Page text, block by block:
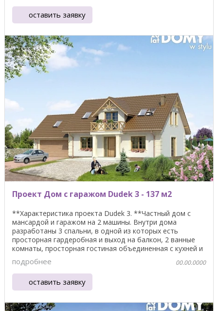
оставить заявку
Проект Дом с гаражом Dudek 3 - 137 м2
**Характеристика проекта Dudek 3. **Частный дом с
мансардой и гаражом на 2 машины. Внутри дома
разработаны 3 спальни, в одной из которых есть
просторная гардеробная и выход на балкон, 2 ванные
комнаты, просторная гостиная объединенная с кухней и
подробнее 00.00.0000
оставить заявку